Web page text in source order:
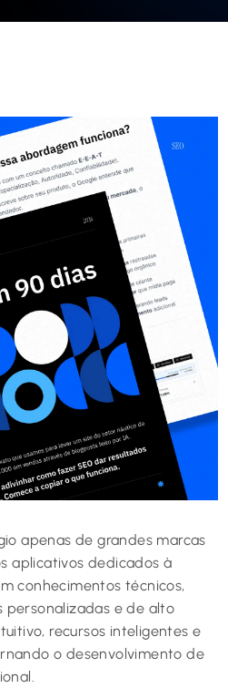
apenas de grandes marcas
aplicativos dedicados à
conhecimentos técnicos,
personalizadas e de alto
recursos inteligentes e
o desenvolvimento de